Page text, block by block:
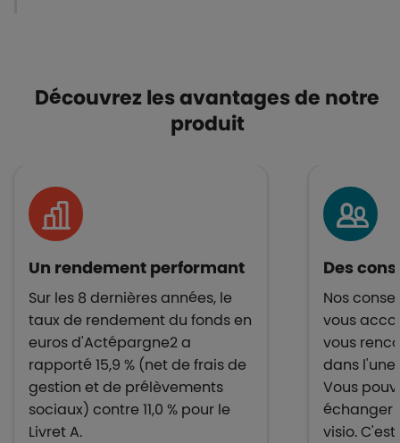
Découvrez les avantages de notre
produit
Un rendement performant
Sur les 8 dernières années, le
taux de rendement du fonds en
euros d'Actépargne2 a
rapporté 15,9 % (net de frais de
gestion et de prélèvements
sociaux) contre 11,0 % pour le
Livret A.
Des
Nos
vous
vous
dans l'une
Vous
échanger
visio.